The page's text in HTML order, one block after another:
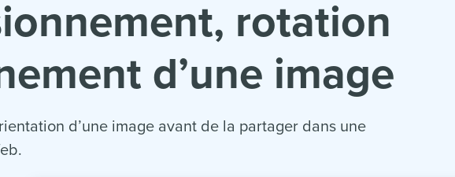
rotation
d’une image
d’une image avant de la partager dans une